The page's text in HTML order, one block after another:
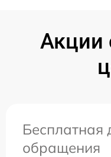
Акции
Бесплатная
обращения